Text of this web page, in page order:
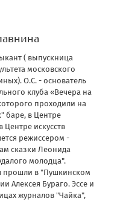
( выпускница
московского
О.С. - основатель
клуба «Вечера на
проходили на
баре, в Центре
искусств
режиссером -
сказки Леонида
молодца".
прошли в "Пушкинском
Алексея Бураго. Эссе и
журналов "Чайка",